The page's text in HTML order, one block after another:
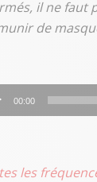
il ne faut
de
00:00
les